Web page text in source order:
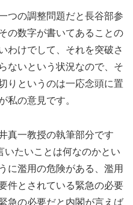
つの調整問題だと長谷部参
の数字が書いてあることの
わけでして、それを突破さ
ないという状況なので、そ
りというのは一応念頭に置
私の意見です。
真一教授の執筆部分です
いたいことは何なのかとい
に濫用の危険がある、濫用
件とされている緊急の必要
急の必要だと内閣が言えば